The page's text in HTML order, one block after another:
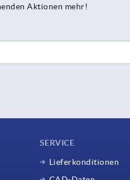
Aktionen mehr!
SERVICE
Lieferkonditionen